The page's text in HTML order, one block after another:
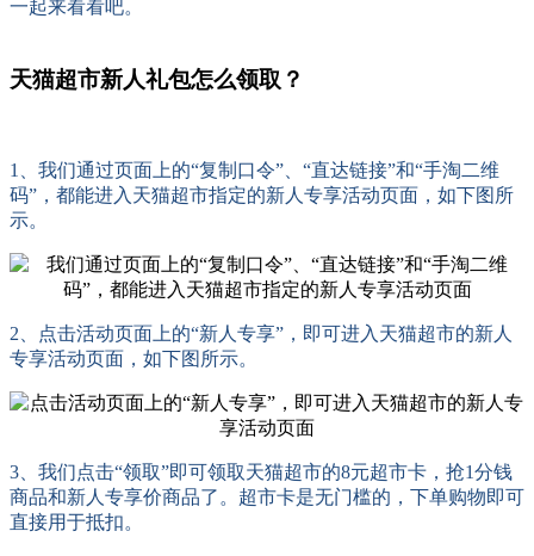
一起来看看吧。
天猫超市新人礼包怎么领取？
1、我们通过页面上的“复制口令”、“直达链接”和“手淘二维
码”，都能进入天猫超市指定的新人专享活动页面，如下图所
示。
2、点击活动页面上的“新人专享”，即可进入天猫超市的新人
专享活动页面，如下图所示。
3、我们点击“领取”即可领取天猫超市的8元超市卡，抢1分钱
商品和新人专享价商品了。超市卡是无门槛的，下单购物即可
直接用于抵扣。